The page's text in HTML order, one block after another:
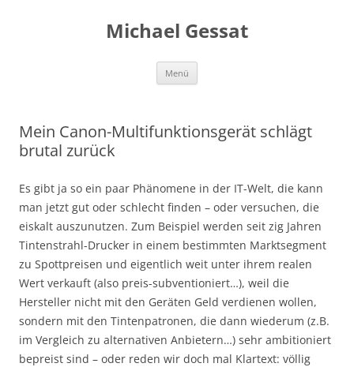
Michael Gessat
Menü
Mein Canon-Multifunktionsgerät schlägt
brutal zurück
Es gibt ja so ein paar Phänomene in der IT-Welt, die kann
man jetzt gut oder schlecht finden – oder versuchen, die
eiskalt auszunutzen. Zum Beispiel werden seit zig Jahren
Tintenstrahl-Drucker in einem bestimmten Marktsegment
zu Spottpreisen und eigentlich weit unter ihrem realen
Wert verkauft (also preis-subventioniert…), weil die
Hersteller nicht mit den Geräten Geld verdienen wollen,
sondern mit den Tintenpatronen, die dann wiederum (z.B.
im Vergleich zu alternativen Anbietern…) sehr ambitioniert
bepreist sind – oder reden wir doch mal Klartext: völlig